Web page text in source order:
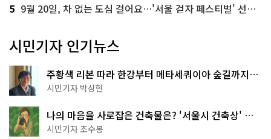
5 9월 20일, 차 없는 도심 걸어요…'서울 걷자 페스티벌' 선착순 5천명
시민기자 인기뉴스
주황색 리본 따라 한강부터 메타세쿼이아 숲길까지…
서울둘레길 15코스
시민기자 박상현
나의 마음을 사로잡은 건축물은? '서울시 건축상' 수
상작 공개!
시민기자 조수봉